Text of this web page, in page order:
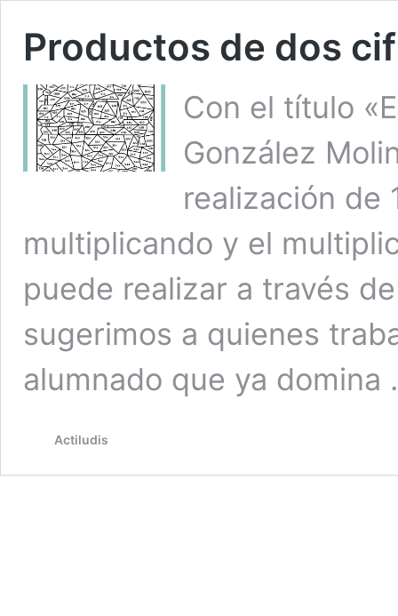
Productos de dos
Con el título
González
realización de
multiplicando y el
puede realizar a través
sugerimos a quienes
alumnado que ya
Actiludis